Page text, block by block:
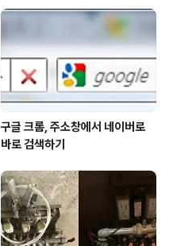
구글 크롬, 주소창에서 네이버로
바로 검색하기